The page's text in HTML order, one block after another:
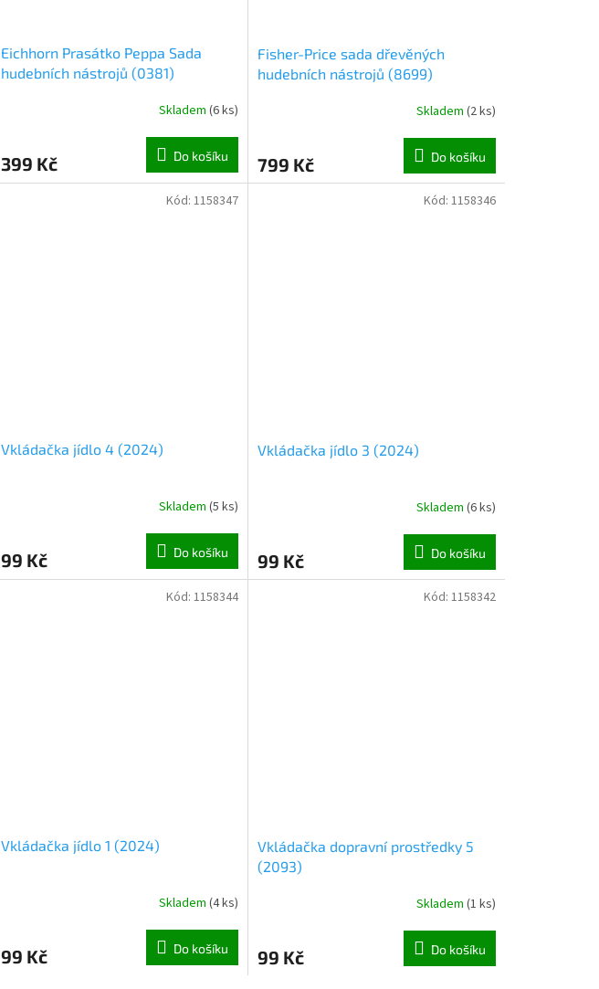
Eichhorn Prasátko Peppa Sada
hudebních nástrojů (0381)
Skladem (6 ks)
399 Kč Do košíku
Fisher-Price sada dřevěných
hudebních nástrojů (8699)
Skladem (2 ks)
799 Kč Do košíku
Vkládačka jídlo 4 (2024)
Skladem (5 ks)
99 Kč Do košíku
Kód: 1158347
Vkládačka jídlo 3 (2024)
Skladem (6 ks)
99 Kč Do košíku
Kód: 1158346
Vkládačka jídlo 1 (2024)
Skladem (4 ks)
99 Kč Do košíku
Kód: 1158344
Vkládačka dopravní prostředky 5
(2093)
Skladem (1 ks)
99 Kč Do košíku
Kód: 1158342